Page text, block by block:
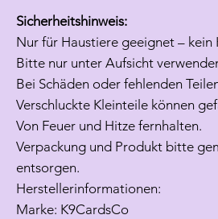
Sicherheitshinweis:
Nur für Haustiere geeignet – kein
Bitte nur unter Aufsicht
Bei Schäden oder fehlenden
Verschluckte Kleinteile können
Von Feuer und Hitze fernhalten.
Verpackung und Produkt bitte
entsorgen.
Herstellerinformationen:
Marke: K9CardsCo